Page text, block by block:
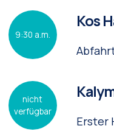
9:30 a.m.
Kos
nicht
verfügbar
Erster